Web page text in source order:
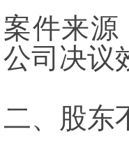
案件来源
公司决议
二、股东